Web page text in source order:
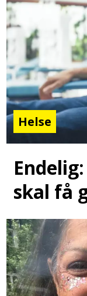
Helse
skal få